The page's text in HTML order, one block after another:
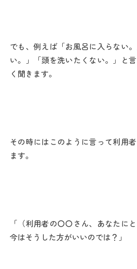
でも、例えば「お風呂に入らない
い。」「頭を洗いたくない。」と
く聞きます。
その時にはこのように言って利用
ます。
「（利用者の〇〇さん、あなたに
今はそうした方がいいのでは？」